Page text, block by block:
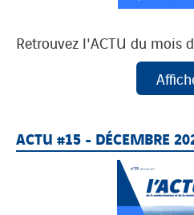
Retrouvez l'ACTU du mois
ACTU #15 - DÉCEMBRE